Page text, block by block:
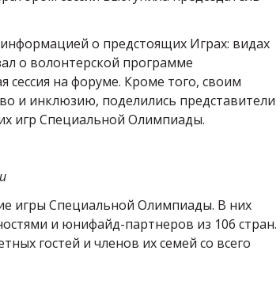
о предстоящих Играх: видах
о волонтерской программе
на форуме. Кроме того, своим
и инклюзию, поделились представители
игр Специальной Олимпиады.
игры Специальной Олимпиады. В них
и юнифайд-партнеров из 106 стран.
гостей и членов их семей со всего